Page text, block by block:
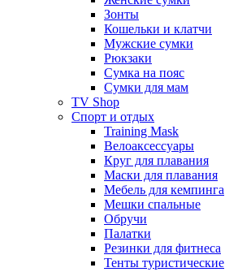
Зонты
Кошельки и клатчи
Мужские сумки
Рюкзаки
Сумка на пояс
Сумки для мам
TV Shop
Спорт и отдых
Training Mask
Велоаксессуары
Круг для плавания
Маски для плавания
Мебель для кемпинга
Мешки спальные
Обручи
Палатки
Резинки для фитнеса
Тенты туристические